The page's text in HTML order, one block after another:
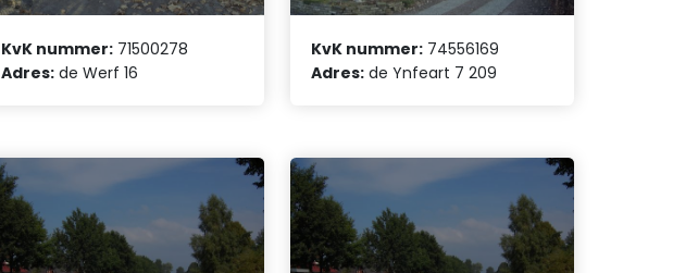
KvK nummer: 71500278
Adres: de Werf 16
KvK nummer: 74556169
Adres: de Ynfeart 7 209